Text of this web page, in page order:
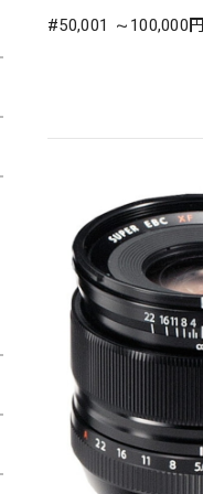
#50,001 ～100,000円